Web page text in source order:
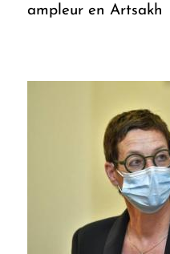
ampleur en Artsakh